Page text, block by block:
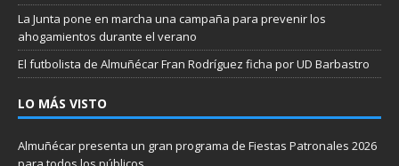
La Junta pone en marcha una campaña para prevenir los
ahogamientos durante el verano
El futbolista de Almuñécar Fran Rodríguez ficha por UD Barbastro
LO MÁS VISTO
Almuñécar presenta un gran programa de Fiestas Patronales 2026